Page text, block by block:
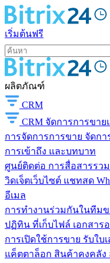
เริ่มต้นฟรี
ผลิตภัณฑ์
CRM
CRM จัดการการขาย
การจัดการการขาย จัดกา
การเข้าถึง และบทบาท
ศูนย์ติดต่อ การสื่อสารรว
วิดเจ็ตเว็บไซต์ แชทสด
อีเมล
การทำงานร่วมกันในทีมข
ปฏิทิน ที่เก็บไฟล์ เอกสาร
การเปิดใช้การขาย รับใบ
แค็ตตาล็อก สินค้าคงคลัง